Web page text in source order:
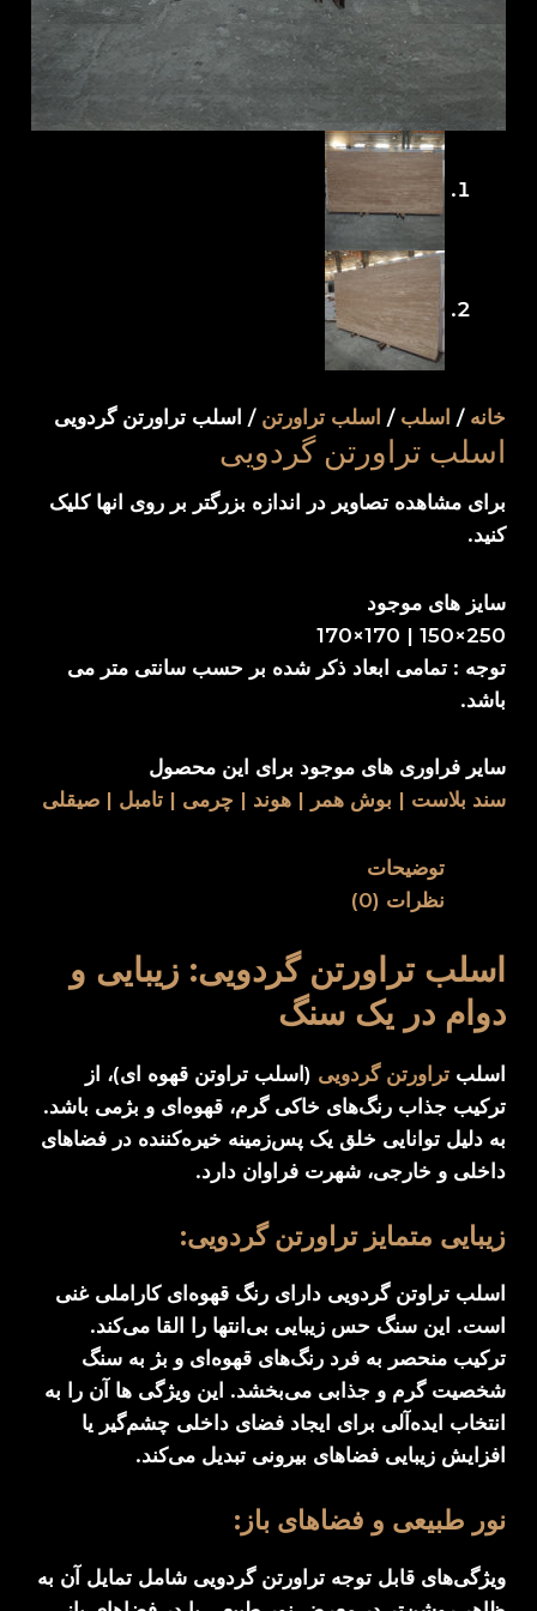
خانه / اسلب / اسلب تراورتن / اسلب تراورتن گردویی
اسلب تراورتن گردویی
برای مشاهده تصاویر در اندازه بزرگتر بر روی انها کلیک
کنید.
سایز های موجود
250×150 | 170×170
توجه : تمامی ابعاد ذکر شده بر حسب سانتی متر می
باشد.
سایر فراوری های موجود برای این محصول
سند بلاست | بوش همر | هوند | چرمی | تامبل | صیقلی
توضیحات
نظرات (0)
اسلب تراورتن گردویی: زیبایی و
دوام در یک سنگ
اسلبتراورتن گردویی (اسلب تراوتن قهوه ای)، از
ترکیب جذاب رنگ‌های خاکی گرم، قهوه‌ای و بژمی باشد.
به دلیل توانایی خلق یک پس‌زمینه خیره‌کننده در فضاهای
داخلی و خارجی، شهرت فراوان دارد.
زیبایی متمایز تراورتن گردویی:
اسلب تراوتن گردویی دارای رنگ قهوه‌ای کاراملی غنی
است. این سنگ حس زیبایی بی‌انتها را القا می‌کند.
ترکیب منحصر به‌ فرد رنگ‌های قهوه‌ای و بژ به سنگ
شخصیت گرم و جذابی می‌بخشد. این ویژگی ها آن را به
انتخاب ایده‌آلی برای ایجاد فضای داخلی چشم‌گیر یا
افزایش زیبایی فضاهای بیرونی تبدیل می‌کند.
نور طبیعی و فضاهای باز:
ویژگی‌های قابل توجه تراورتن گردویی شامل تمایل آن به